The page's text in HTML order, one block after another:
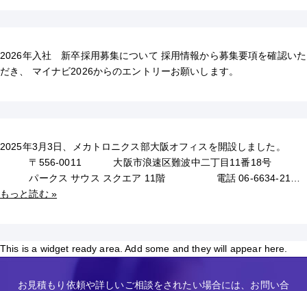
2026年入社 新卒採用募集について 採用情報から募集要項を確認いた
だき、 マイナビ2026からのエントリーお願いします。
2025年3月3日、メカトロニクス部大阪オフィスを開設しました。
〒556-0011 大阪市浪速区難波中二丁目11番18号
パークス サウス スクエア 11階 電話 06-6634-21…
もっと読む »
This is a widget ready area. Add some and they will appear here.
お見積もり依頼や詳しいご相談をされたい場合には、お問い合